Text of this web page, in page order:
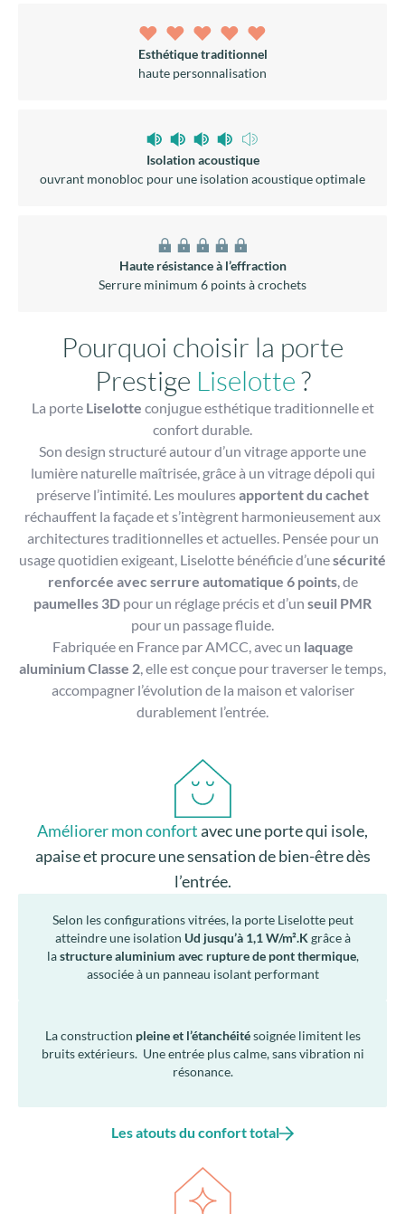
Haute résistance à l’effraction
Pourquoi choisir la porte
PrestigeLiselotte?
Son design structuré autour d’un vitrage apporte une
lumière naturelle maîtrisée, grâce à un vitrage dépoli qui
préserve l’intimité. Les moulures
architectures traditionnelles et actuelles. Pensée pour un
usage quotidien exigeant, Liselotte bénéficie d’une sécurité
renforcée avec serrure automatique 6 points
paumelles 3Dpour un réglage précis et d’unseuil PMR
pour un passage fluide.
Fabriquée en France par AMCC, avec unlaquage
aluminium Classe 2 , elle est conçue pour traverser le temps,
accompagner l’évolution de la maison et valoriser
durablement l’entrée.
Améliorer mon confortavec une porte qui isole,
apaise et procure une sensation de bien-être dès
l’entrée.
Selon les configurations vitrées, la porte Liselotte peut
structure aluminium avec rupture de pont thermique
associée à un panneau isolant performant
La constructionpleine et l’étanchéité soignée limitent les
bruits extérieurs. Une entrée plus calme, sans vibration ni
résonance.
Les atouts du confort total
Valoriser mon habitatavec une porte au design
soigné, personnalisée et durable, qui affirme mon
Personnalisation complète: couleurs, finitions (mat,
de tirage…). Harmonie avec toutes les menuiseries AMCC
et élégance de l’ensemble de votre façade.